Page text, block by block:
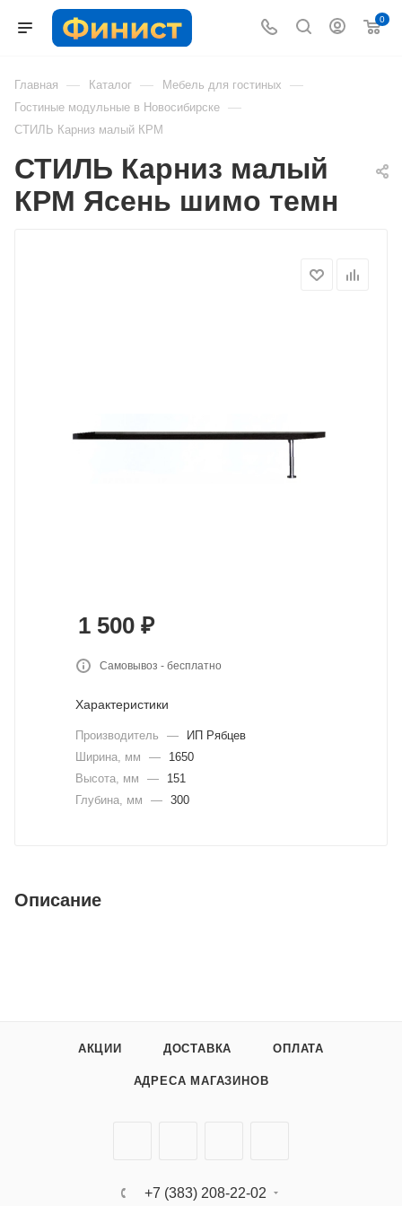
0
Главная — Каталог — Мебель для гостиных —
Гостиные модульные в Новосибирске —
СТИЛЬ Карниз малый КРМ
СТИЛЬ Карниз малый
КРМ Ясень шимо темн
1 500 ₽
Самовывоз - бесплатно
Характеристики
Производитель —
ИП Рябцев
Ширина, мм
—
1650
Высота, мм
—
151
Глубина, мм
— 300
Описание
АКЦИИ ДОСТАВКА ОПЛАТА
АДРЕСА МАГАЗИНОВ
+7 (383) 208-22-02